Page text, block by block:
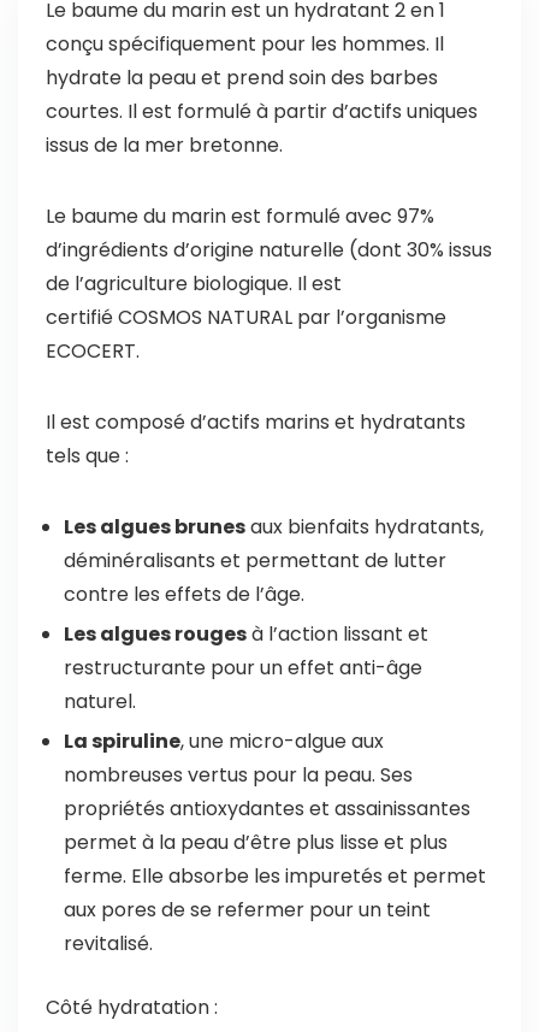
Le baume du marin est un hydratant 2 en 1
conçu spécifiquement pour les hommes. Il
hydrate la peau et prend soin des barbes
courtes. Il est formulé à partir d’actifs uniques
issus de la mer bretonne.
Le baume du marin est formulé avec 97%
d’ingrédients d’origine naturelle (dont 30% issus
de l’agriculture biologique. Il est
certifié COSMOS NATURAL par l’organisme
ECOCERT.
Il est composé d’actifs marins et hydratants
tels que :
Les algues brunesaux bienfaits hydratants,
déminéralisants et permettant de lutter
contre les effets de l’âge.
Les algues rougesà l’action lissant et
restructurante pour un effet anti-âge
naturel.
La spiruline, une micro-algue aux
nombreuses vertus pour la peau. Ses
propriétés antioxydantes et assainissantes
permet à la peau d’être plus lisse et plus
ferme. Elle absorbe les impuretés et permet
aux pores de se refermer pour un teint
revitalisé.
Côté hydratation :